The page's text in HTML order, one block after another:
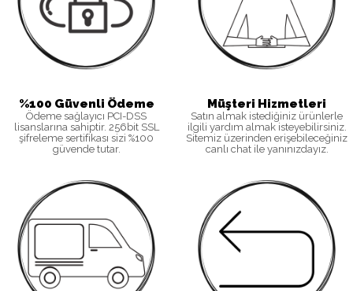
%100 Güvenli Ödeme
Ödeme sağlayıcı PCI-DSS
lisanslarına sahiptir. 256bit SSL
şifreleme sertifikası sizi %100
güvende tutar.
Müşteri Hizmetleri
Satın almak istediğiniz ürünlerle
ilgili yardım almak isteyebilirsiniz.
Sitemiz üzerinden erişebileceğiniz
canlı chat ile yanınızdayız.